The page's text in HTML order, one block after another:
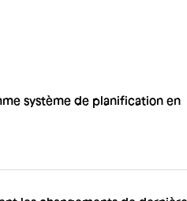
système de planification en
que la création de